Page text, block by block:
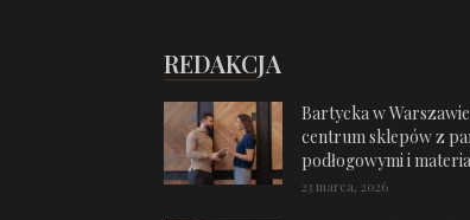
REDAKCJA
Bartycka w
centrum sklepów z
podłogowymi i
23 marca, 2026